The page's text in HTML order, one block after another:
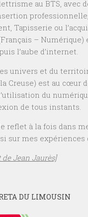
au BTS, avec
Tapisserie ou
–
l’aube d’internet.
univers et du
Creuse) est au cœur
du
de tous instants.
reflet à la fois dans
sur mes expériences
de Jean Jaurès]
DU LIMOUSIN